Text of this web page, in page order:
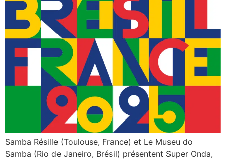
Samba Résille (Toulouse, France) et Le Museu do
Samba (Rio de Janeiro, Brésil) présentent Super Onda,